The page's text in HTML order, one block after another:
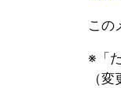
この
※「
（変